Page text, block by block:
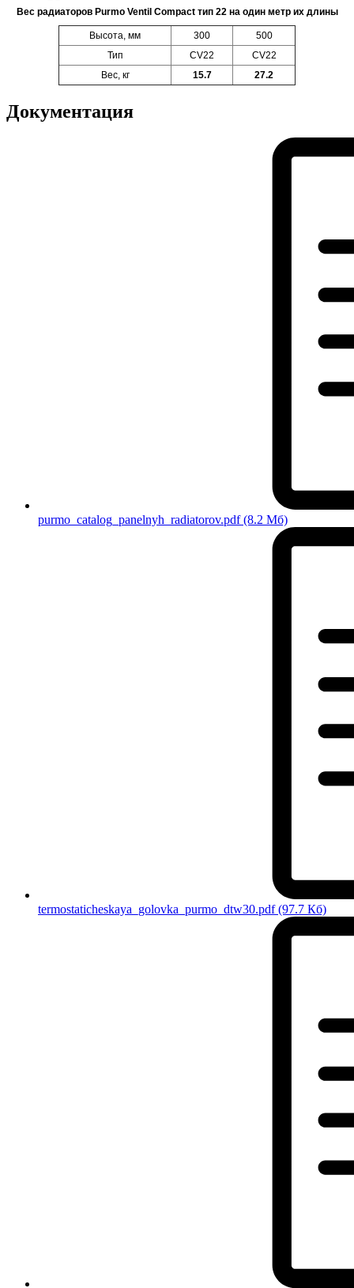
Вес радиаторов Purmo Ventil Compact тип 22 на один метр их длины
Высота, мм 300
500
Тип
CV22
CV22
Вес, кг
15.7 27.2
Документация
purmo_catalog_panelnyh_radiatorov.pdf(8.2 Мб)
termostaticheskaya_golovka_purmo_dtw30.pdf(97.7 Кб)